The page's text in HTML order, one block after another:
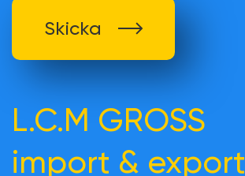
Skicka
L.C.M GROSS
import & export